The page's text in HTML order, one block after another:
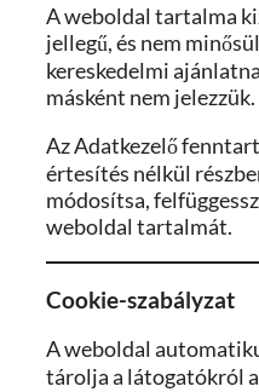
A weboldal tartalma
jellegű, és nem
kereskedelmi
másként nem jelezzük.
Az Adatkezelő
értesítés nélkül
módosítsa,
weboldal tartalmát.
Cookie-szabályzat
A weboldal
tárolja a látogatókról